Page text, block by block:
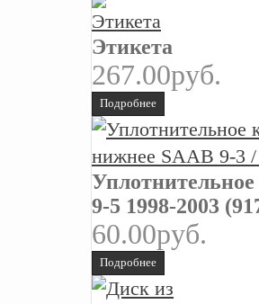
Этикета
267.00руб.
Подробнее
9-5 1998-2003
60.00руб.
Подробнее